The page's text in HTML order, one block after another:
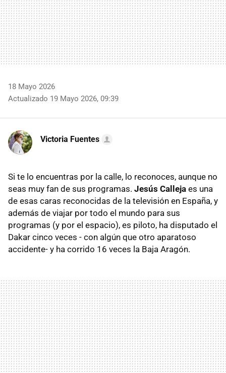
18 Mayo 2026
Actualizado 19 Mayo 2026, 09:39
Victoria Fuentes
Si te lo encuentras por la calle, lo reconoces, aunque no
seas muy fan de sus programas. Jesús Calleja es una
de esas caras reconocidas de la televisión en España, y
además de viajar por todo el mundo para sus
programas (y por el espacio), es piloto, ha disputado el
Dakar cinco veces - con algún que otro aparatoso
accidente- y ha corrido 16 veces la Baja Aragón.